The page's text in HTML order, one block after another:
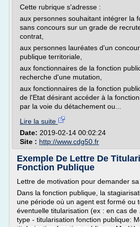
Cette rubrique s'adresse :
aux personnes souhaitant intégrer la
sans concours sur un grade de
contrat,
aux personnes lauréates d'un
publique territoriale,
aux fonctionnaires de la fonction
recherche d'une mutation,
aux fonctionnaires de la fonction
de l'Etat désirant accéder à la
par la voie du détachement ou...
Lire la suite
Date: 2019-02-14 00:02:24
Site : http://www.cdg50.fr
Exemple De Lettre De
Fonction Publique
Lettre de motivation pour demander sa
Dans la fonction publique, la
une période où un agent est formé ou
éventuelle titularisation (ex : en cas de
type - titularisation fonction publique: